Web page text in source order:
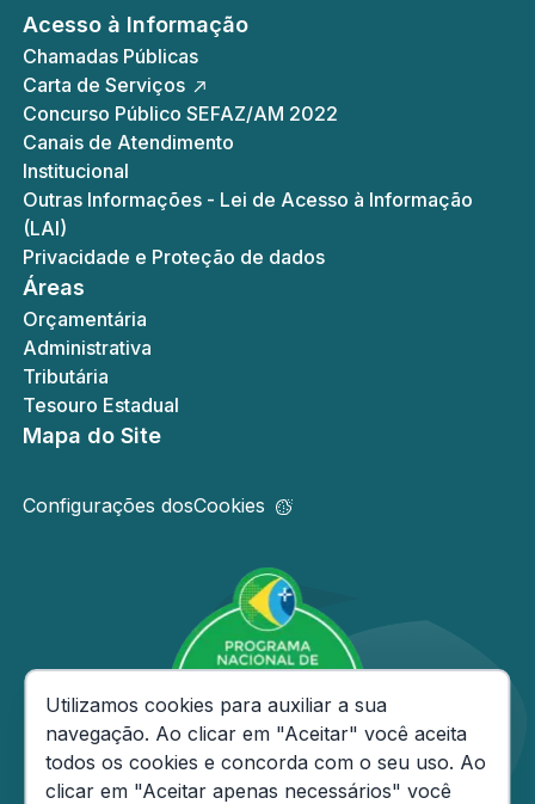
Acesso à Informação
Chamadas Públicas
Carta de Serviços
Concurso Público SEFAZ/AM 2022
Canais de Atendimento
Institucional
Outras Informações - Lei de Acesso à Informação
(LAI)
Privacidade e Proteção de dados
Áreas
Orçamentária
Administrativa
Tributária
Tesouro Estadual
Mapa do Site
Configurações dosCookies
Consentimento de Cookies
Utilizamos cookies para auxiliar a sua
navegação. Ao clicar em "Aceitar" você aceita
todos os cookies e concorda com o seu uso. Ao
clicar em "Aceitar apenas necessários" você